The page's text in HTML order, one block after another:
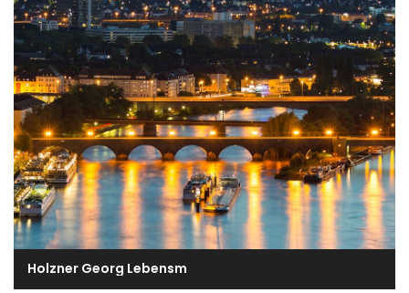
Holzner Georg Lebensm